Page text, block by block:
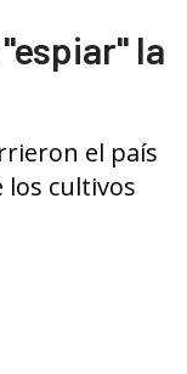
la
el país
cultivos